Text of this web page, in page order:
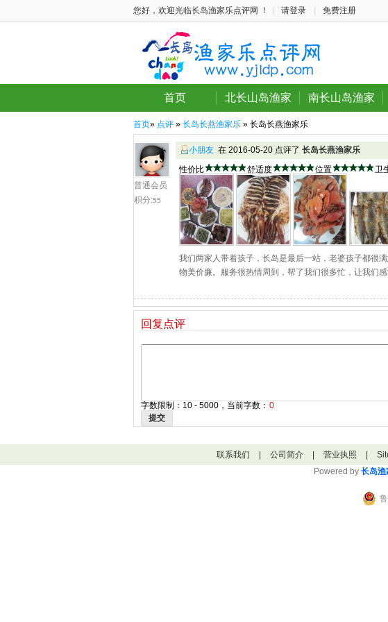
您好，欢迎光临长岛渔家乐点评网 ！ 请登录 免费注册
首页 北长山岛渔家 南长山岛渔家
首页» 点评 » 长岛长燕渔家乐 » 长岛长燕渔家乐
普通会员
积分:55
小朋友 在 2016-05-20 点评了 长岛长燕渔家乐
性价比
舒适度 位置 卫
我们两家人带着孩子，长岛是最后一站，老婆孩子都很
物美价廉。服务很热情周到，帮了我们很多忙，让我们
回复点评
字数限制：10 - 5000，当前字数： 0
提交
联系我们 公司简介 营业执照
Powered by 长岛渔